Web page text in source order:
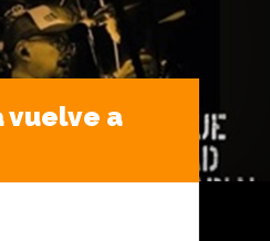
vuelve a